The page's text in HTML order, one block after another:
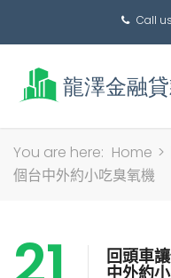
Call
You are here: Home >
個台中外約小吃臭氧機
回頭車
中外約